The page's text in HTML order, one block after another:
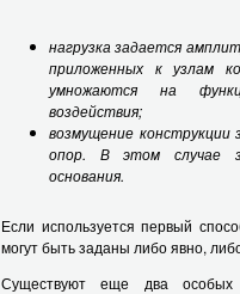
нагрузка задается
приложенных к узлам
умножаются на
воздействия;
возмущение конструкции
опор. В этом случае
основания.
Если используется первый
могут быть заданы либо явно,
Существуют еще два особых